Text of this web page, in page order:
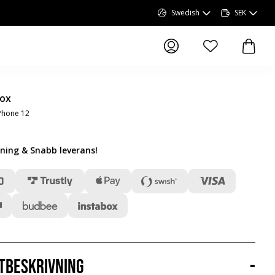
Swedish SEK
produkter i
12
& Snabb leverans!
-